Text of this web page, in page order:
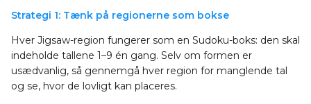
Strategi 1: Tænk på regionerne som bokse
Hver Jigsaw-region fungerer som en Sudoku-boks: den skal
indeholde tallene 1–9 én gang. Selv om formen er
usædvanlig, så gennemgå hver region for manglende tal
og se, hvor de lovligt kan placeres.